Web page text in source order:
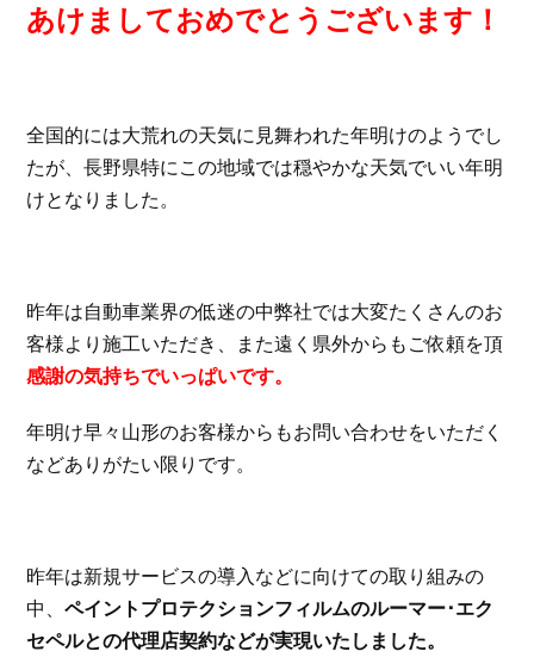
あけましておめでとうございます！
全国的には大荒れの天気に見舞われた年明けのようでし
たが、長野県特にこの地域では穏やかな天気でいい年明
けとなりました。
昨年は自動車業界の低迷の中弊社では大変たくさんのお
客様より施工いただき、また遠く県外からもご依頼を頂
感謝の気持ちでいっぱいです。
年明け早々山形のお客様からもお問い合わせをいただく
などありがたい限りです。
昨年は新規サービスの導入などに向けての取り組みの
中、ペイントプロテクションフィルムのルーマー･エク
セペルとの代理店契約などが実現いたしました。